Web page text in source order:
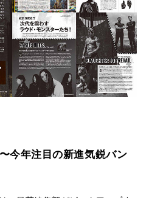
今年注目の新進気鋭バン